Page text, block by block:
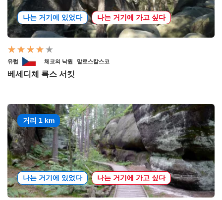
나는 거기에 있었다 나는 거기에 가고 싶다
유럽 체코의 낙원 말로스칼스코
베세디체 록스 서킷
거리 1 km
나는 거기에 있었다 나는 거기에 가고 싶다